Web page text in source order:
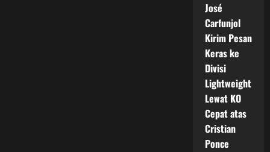
José
Carfunjol
Kirim Pesan
Keras ke
Divisi
Lightweight
Lewat KO
Cepat atas
Cristian
Ponce